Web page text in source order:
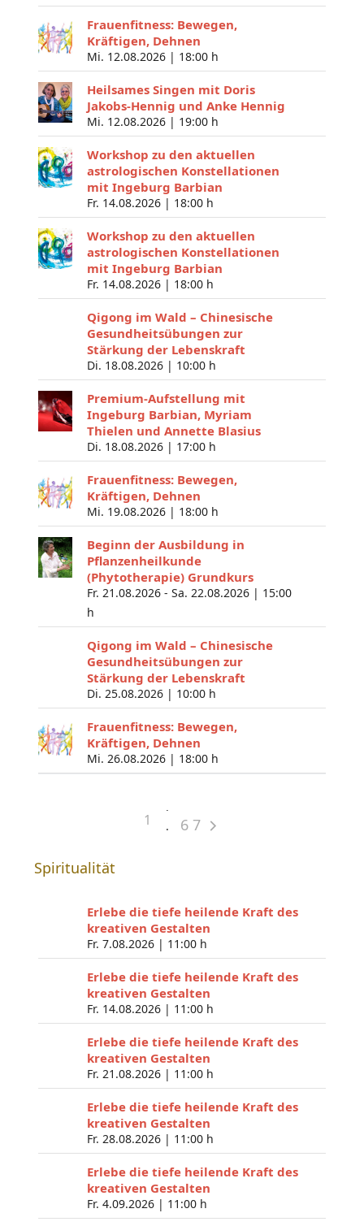
Frauenfitness: Bewegen,
Kräftigen, Dehnen
Mi. 12.08.2026 | 18:00 h
Heilsames Singen mit Doris
Jakobs-Hennig und Anke Hennig
Mi. 12.08.2026 | 19:00 h
Workshop zu den aktuellen
astrologischen Konstellationen
mit Ingeburg Barbian
Fr. 14.08.2026 | 18:00 h
Workshop zu den aktuellen
astrologischen Konstellationen
mit Ingeburg Barbian
Fr. 14.08.2026 | 18:00 h
Qigong im Wald – Chinesische
Gesundheitsübungen zur
Stärkung der Lebenskraft
Di. 18.08.2026 | 10:00 h
Premium-Aufstellung mit
Ingeburg Barbian, Myriam
Thielen und Annette Blasius
Di. 18.08.2026 | 17:00 h
Frauenfitness: Bewegen,
Kräftigen, Dehnen
Mi. 19.08.2026 | 18:00 h
Beginn der Ausbildung in
Pflanzenheilkunde
(Phytotherapie) Grundkurs
Fr. 21.08.2026 - Sa. 22.08.2026 | 15:00
h
Qigong im Wald – Chinesische
Gesundheitsübungen zur
Stärkung der Lebenskraft
Di. 25.08.2026 | 10:00 h
Frauenfitness: Bewegen,
Kräftigen, Dehnen
Mi. 26.08.2026 | 18:00 h
1 6 7
Spiritualität
Erlebe die tiefe heilende Kraft des
kreativen Gestalten
Fr. 7.08.2026 | 11:00 h
Erlebe die tiefe heilende Kraft des
kreativen Gestalten
Fr. 14.08.2026 | 11:00 h
Erlebe die tiefe heilende Kraft des
kreativen Gestalten
Fr. 21.08.2026 | 11:00 h
Erlebe die tiefe heilende Kraft des
kreativen Gestalten
Fr. 28.08.2026 | 11:00 h
Erlebe die tiefe heilende Kraft des
kreativen Gestalten
Fr. 4.09.2026 | 11:00 h